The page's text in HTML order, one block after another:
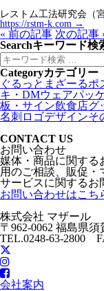
レストム工法研究会（
https://rstm-k.com →
« 前の記事 次の記事
Searchキーワード検
Categoryカテゴリー
ぐるっとまざーるポ
キ・DMウェアパッ
板・サイン飲食店グ
名刺 ロゴデザインそ
CONTACT US
お問い合わせ
媒体・商品に関する
用のご相談、販促
サービスに関するお
お問い合わせはこ
株式会社 マザール
〒962-0062 福島県
TEL.0248-63-2800
会社案内